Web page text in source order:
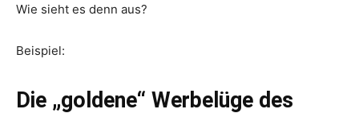
Wie sieht es denn aus?
Beispiel:
Die „goldene“ Werbelüge des